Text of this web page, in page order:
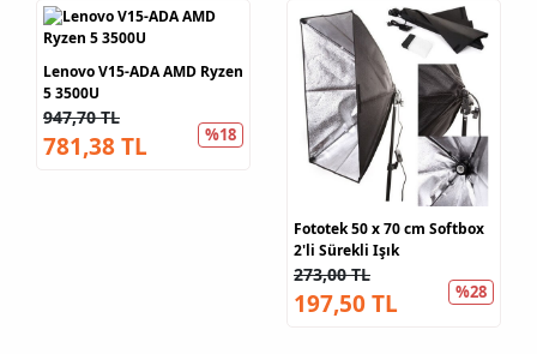
Lenovo V15-ADA AMD Ryzen
5 3500U
947,70 TL
%18
781,38 TL
Fototek 50 x 70 cm Softbox
2'li Sürekli Işık
273,00 TL
%28
197,50 TL